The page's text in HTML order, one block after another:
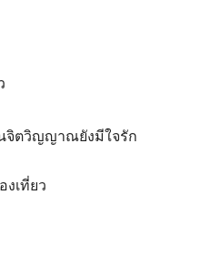
นจิตวิญญาณยังมีใจรัก
งเที่ยว